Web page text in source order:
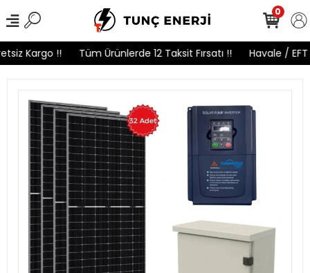
Kargo !! Tüm Ürünlerde 12 Taksit Fırsatı !! Havale /
0